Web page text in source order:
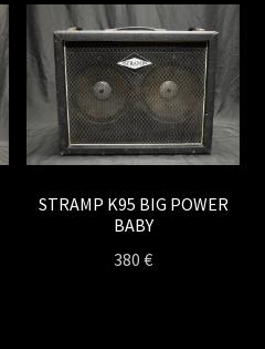
STRAMP K95 BIG POWER
BABY
380€